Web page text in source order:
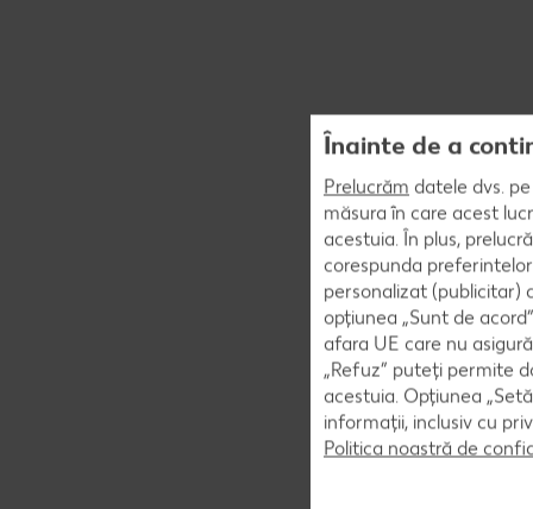
Înainte de a
Prelucrăm datele dvs.
măsura în care acest
acestuia. În plus,
corespunda
personalizat (publicitar)
opțiunea „Sunt de
afara UE care nu
„Refuz” puteți permite
acestuia. Opțiunea
informații, inclusiv cu
Politica noastră de